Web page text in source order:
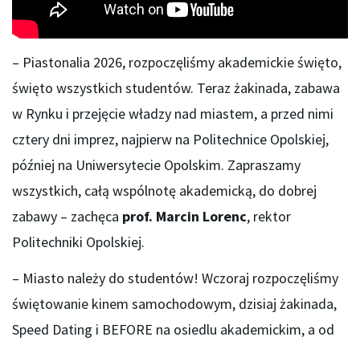
– Piastonalia 2026, rozpoczęliśmy akademickie święto,
święto wszystkich studentów. Teraz żakinada, zabawa
w Rynku i przejęcie władzy nad miastem, a przed nimi
cztery dni imprez, najpierw na Politechnice Opolskiej,
później na Uniwersytecie Opolskim. Zapraszamy
wszystkich, całą wspólnotę akademicką, do dobrej
zabawy – zachęca prof. Marcin Lorenc, rektor
Politechniki Opolskiej.
– Miasto należy do studentów! Wczoraj rozpoczęliśmy
świętowanie kinem samochodowym, dzisiaj żakinada,
Speed Dating i BEFORE na osiedlu akademickim, a od